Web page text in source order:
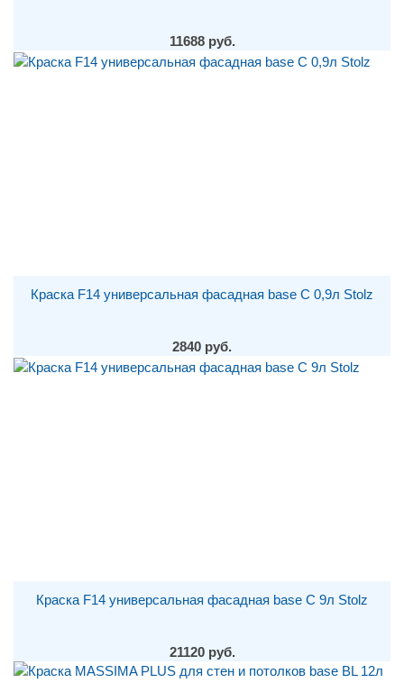
11688 руб.
Краска F14 универсальная фасадная base С 0,9л Stolz
2840 руб.
Краска F14 универсальная фасадная base С 9л Stolz
21120 руб.